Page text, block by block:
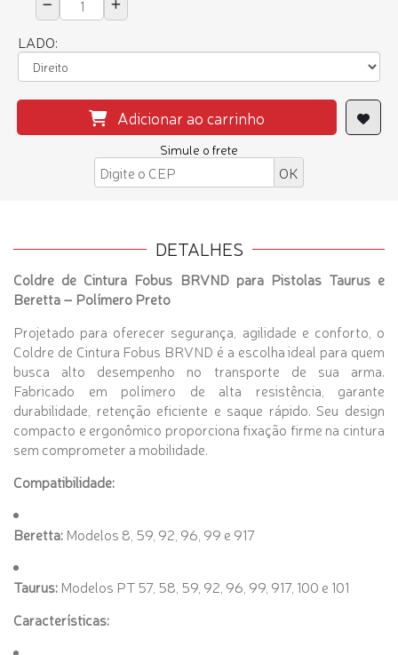
LADO:
Adicionar ao carrinho
Simule o frete
DETALHES
Coldre de Cintura Fobus BRVND para Pistolas Taurus e
Beretta – Polímero Preto
Projetado para oferecer segurança, agilidade e conforto, o
Coldre de Cintura Fobus BRVND é a escolha ideal para quem
busca alto desempenho no transporte de sua arma.
Fabricado em polímero de alta resistência, garante
durabilidade, retenção eficiente e saque rápido. Seu design
compacto e ergonômico proporciona fixação firme na cintura
sem comprometer a mobilidade.
Compatibilidade:
Beretta: Modelos 8, 59, 92, 96, 99 e 917
Taurus: Modelos PT 57, 58, 59, 92, 96, 99, 917, 100 e 101
Características: